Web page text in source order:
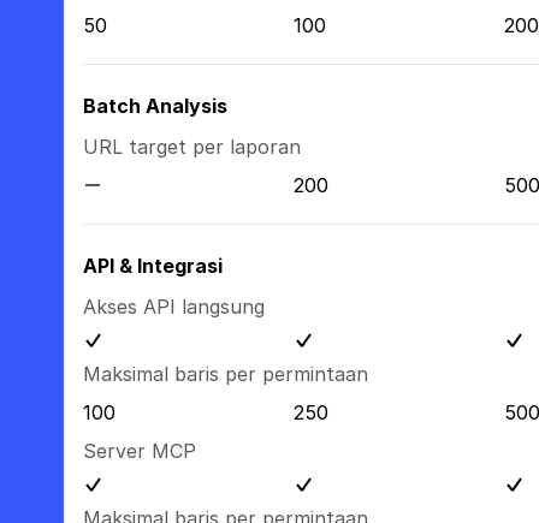
50
100 200
Batch Analysis
URL target per laporan
200
500
API & Integrasi
Akses API langsung
Maksimal baris per permintaan
100
250
500
Server MCP
Maksimal baris per permintaan